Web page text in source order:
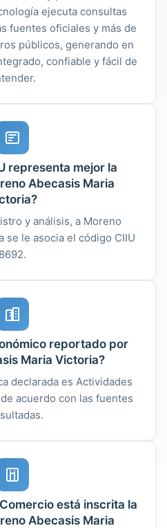
ejecuta consultas
fuentes oficiales y más de
públicos, generando en
confiable y fácil de
representa mejor la
Abecasis Maria
y análisis, a Moreno
se le asocia el código CIIU
8692.
reportado por
Maria Victoria?
declarada es Actividades
acuerdo con las fuentes
está inscrita la
Abecasis Maria